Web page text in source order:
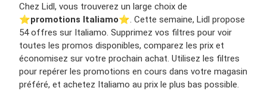
Chez Lidl, vous trouverez un large choix de
⭐️promotions Italiamo⭐️. Cette semaine, Lidl propose
54 offres sur Italiamo. Supprimez vos filtres pour voir
toutes les promos disponibles, comparez les prix et
économisez sur votre prochain achat. Utilisez les filtres
pour repérer les promotions en cours dans votre magasin
préféré, et achetez Italiamo au prix le plus bas possible.